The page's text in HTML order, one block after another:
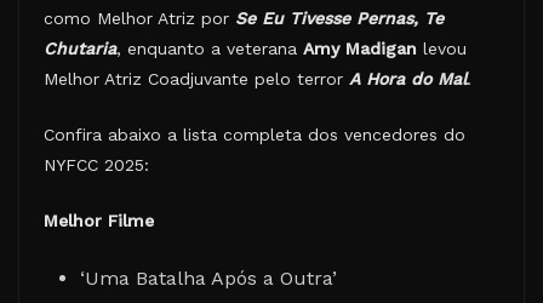
como Melhor Atriz por Se Eu Tivesse Pernas, Te
Chutaria, enquanto a veterana Amy Madigan levou
Melhor Atriz Coadjuvante pelo terror A Hora do Mal.
Confira abaixo a lista completa dos vencedores do
NYFCC 2025:
Melhor Filme
‘Uma Batalha Após a Outra’